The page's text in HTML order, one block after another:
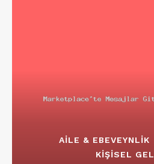
AILE & EBEVEYNLIK
KIŞISEL